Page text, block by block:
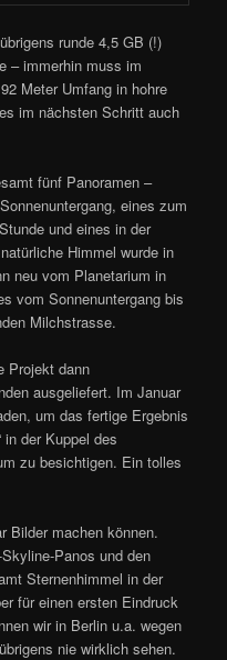
runde 4,5 GB (!)
– immerhin muss im
Meter Umfang in hohre
im nächsten Schritt auch
fünf Panoramen –
eines zum
und eines in der
Himmel wurde in
neu vom Planetarium in
vom Sonnenuntergang bis
Milchstrasse.
Projekt dann
ausgeliefert. Im Januar
um das fertige Ergebnis
in der Kuppel des
zu besichtigen. Ein tolles
Bilder machen können.
Panos und den
Sternenhimmel in der
für einen ersten Eindruck
wir in Berlin u.a. wegen
nie wirklich sehen.